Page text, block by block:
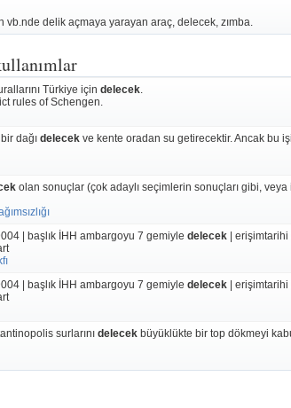
vb.nde delik açmaya yarayan araç, delecek, zımba.
Türkiye için delecek.
rules of Schengen.
dağı delecek ve kente oradan su getirecektir. Ancak bu
olan sonuçlar (çok adaylı seçimlerin sonuçları gibi, veya
| başlık İHH ambargoyu 7 gemiyle delecek | erişimtarihi
| başlık İHH ambargoyu 7 gemiyle delecek | erişimtarihi
surlarını delecek büyüklükte bir top dökmeyi